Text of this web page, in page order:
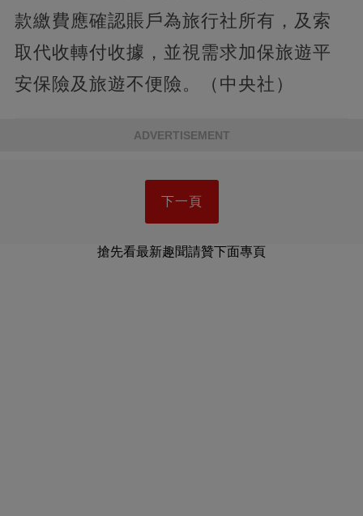
款繳費應確認賬戶為旅行社所有，及索
取代收轉付收據，並視需求加保旅遊平
安保險及旅遊不便險。（中央社）
ADVERTISEMENT
下一頁
搶先看最新趣聞請贊下面專頁